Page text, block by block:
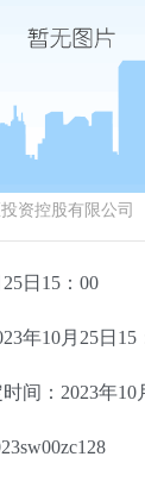
资控股有限公司
日15：00
年10月25日15
间：2023年10